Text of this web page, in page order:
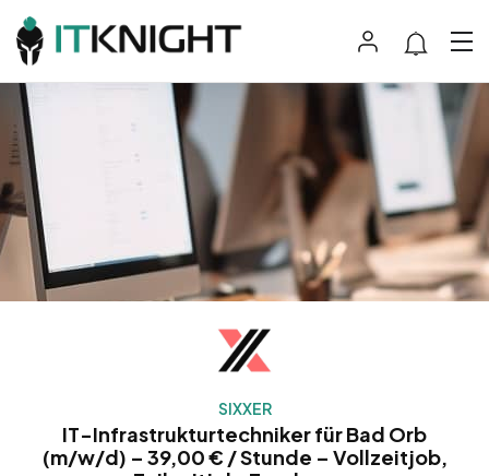
SIXXER
IT-Infrastrukturtechniker für Bad Orb
(m/w/d) – 39,00 € / Stunde – Vollzeitjob,